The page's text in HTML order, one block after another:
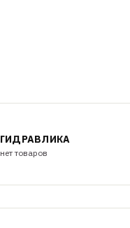
ГИДРАВЛИКА
нет товаров